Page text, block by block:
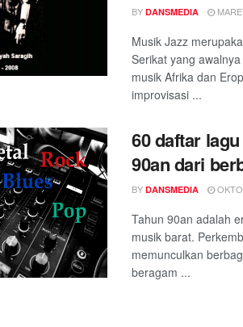
BY DANSMEDIA
Musik Jazz
Serikat yang
musik Afrika dan
improvisasi ...
60 daftar
90an dari
BY DANSMEDIA
Tahun 90an adalah
musik barat.
memunculkan
beragam ...